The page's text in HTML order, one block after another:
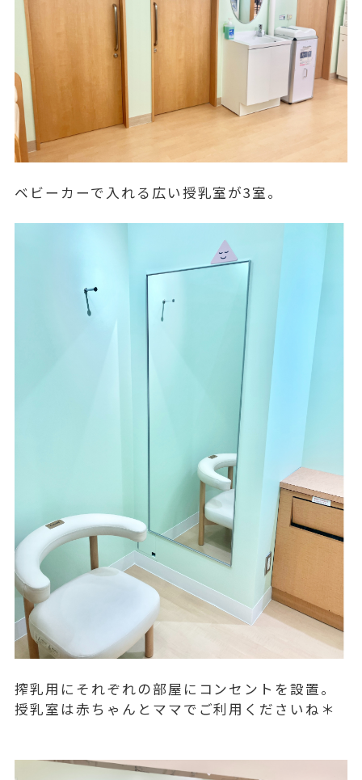
ベビーカーで入れる広い授乳室が3室。
搾乳用にそれぞれの部屋にコンセントを設置。
授乳室は赤ちゃんとママでご利用くださいね＊